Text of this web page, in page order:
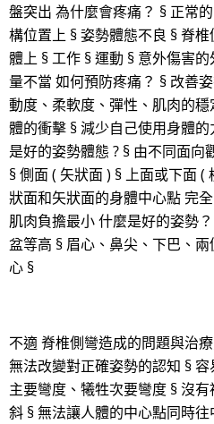
盤突出 為什麼會疼痛？ § 正常
構位置上 § 姿勢體態不良 § 脊
體上 § 工作 § 運動 § 意外傷害
量不當 如何預防疼痛？ § 改善
動度、柔軟度、彈性、肌肉的
體的衝擊 § 減少自己使用身體
是好的姿勢體態 ? § 由不同面向
§ 側面 ( 矢狀面 ) § 上面或下面 (
狀面和矢狀面的身體中心點 完
肌肉負擔最小 什麼是好的姿勢
盆等高 § 眉心、鼻尖、下巴、
心 §
不適 脊椎側彎造成的問題與治
無法改變對正確姿勢的認知 §
主要彎度、犧牲次要彎度 § 沒
斜 § 無法讓人體的中心點同時